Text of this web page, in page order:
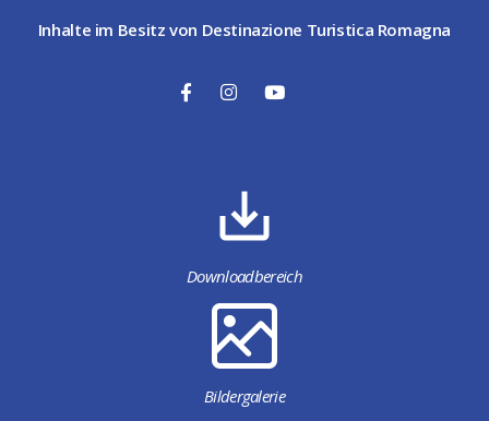
Inhalte im Besitz von Destinazione Turistica Romagna
Downloadbereich
Bildergalerie